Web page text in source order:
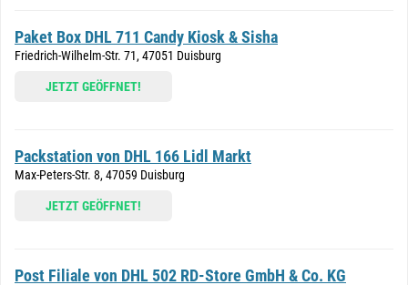
Paket Box DHL 711 Candy Kiosk & Sisha
Friedrich-Wilhelm-Str. 71, 47051 Duisburg
JETZT GEÖFFNET!
Packstation von DHL 166 Lidl Markt
Max-Peters-Str. 8, 47059 Duisburg
JETZT GEÖFFNET!
Post Filiale von DHL 502 RD-Store GmbH & Co. KG